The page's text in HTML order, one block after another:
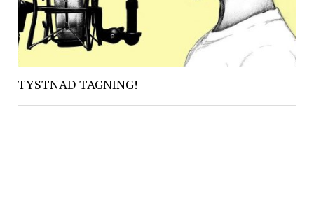
TYSTNAD TAGNING!